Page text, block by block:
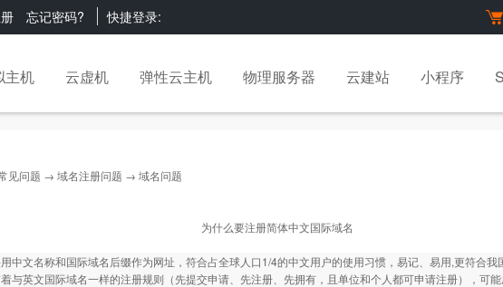
忘记密码? 快捷登录:
主机 云虚机 弹性云主机 物理服务器 云建站 小程序
见问题 → 域名注册问题 → 域名问题
为什么要注册简体中文国际域名
中文名称和国际域名后缀作为网址，符合占全球人口1/4的中文用户的使用习惯，易记、易用,更符合我
与英文国际域名一样的注册规则（先提交申请、先注册、先拥有，且单位和个人都可申请注册），可